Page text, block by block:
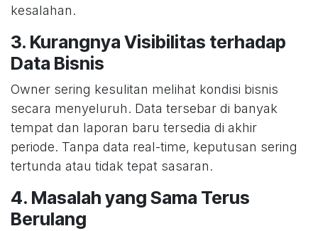
kesalahan.
3. Kurangnya Visibilitas terhadap
Data Bisnis
Owner sering kesulitan melihat kondisi bisnis
secara menyeluruh. Data tersebar di banyak
tempat dan laporan baru tersedia di akhir
periode. Tanpa data real-time, keputusan sering
tertunda atau tidak tepat sasaran.
4. Masalah yang Sama Terus
Berulang